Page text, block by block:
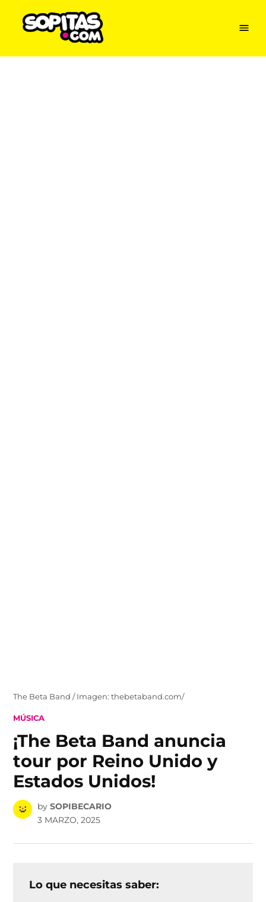
Menu
The Beta Band / Imagen: thebetaband.com/
POSTED
MÚSICA
¡The Beta Band anuncia
tour por Reino Unido y
Estados Unidos!
by SOPIBECARIO
3 MARZO, 2025
Lo que necesitas saber: